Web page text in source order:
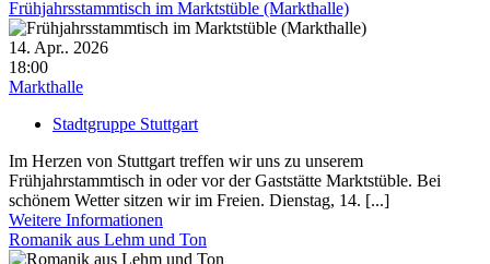
Frühjahrsstammtisch im Marktstüble (Markthalle)
14. Apr.. 2026
18:00
Markthalle
Stadtgruppe Stuttgart
Im Herzen von Stuttgart treffen wir uns zu unserem
Frühjahrstammtisch in oder vor der Gaststätte Marktstüble. Bei
schönem Wetter sitzen wir im Freien. Dienstag, 14. [...]
Weitere Informationen
Romanik aus Lehm und Ton